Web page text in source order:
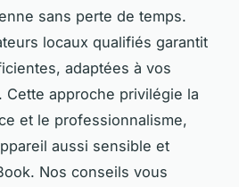
sans perte de temps.
locaux qualifiés garantit
adaptées à vos
approche privilégie la
et le professionnalisme,
aussi sensible et
Nos conseils vous